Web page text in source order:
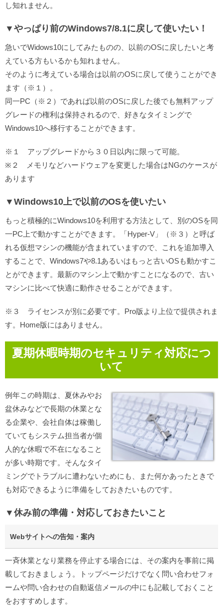
し知れません。
▼やっぱり前のWindows7/8.1に戻して使いたい！
急いでWidows10にしてみたものの、以前のOSに戻したいと考
えている方もいるかも知れません。
そのように考えている場合は以前のOSに戻して使うことができ
ます（※１）。
同一PC（※２）であれば以前のOSに戻した後でも無料アップ
グレードの権利は保持されるので、好きなタイミングで
Windows10へ移行することができます。
※１ アップグレードから３０日以内に限って可能。
※２ メモリなどハードウェアを変更した場合はNGのケースが
あります
▼Windows10上で以前のOSを使いたい
もっと積極的にWindows10を利用する方法として、別のOSを同
一PC上で動かすことができます。「Hyper-V」（※３）と呼ば
れる仮想マシンの機能が含まれていますので、これを追加導入
することで、Windows7や8.1あるいはもっと古いOSも動かすこ
とができます。最新のマシン上で動かすことになるので、古い
マシンに比べて快適に動作させることができます。
※３ ライセンスが別に必要です。Pro版より上位で提供されま
す。Home版にはありません。
夏期休暇時期のセキュリティ対応につ
いて
例年この時期は、夏休みやお
盆休みなどで長期の休業とな
る企業や、会社自体は稼働し
ていてもシステム担当者が個
人的な休暇で不在になること
が多い時期です。そんなタイ
ミングでトラブルに遭わないためにも、また何かあったときで
も対応できるように準備をしておきたいものです。
▼休み前の準備・対応しておきたいこと
Webサイトへの告知・案内
一斉休業となり業務を停止する場合には、その案内を事前に掲
載しておきましょう。トップページだけでなく問い合わせフォ
ームや問い合わせの自動返信メールの中にも記載しておくこと
をおすすめします。